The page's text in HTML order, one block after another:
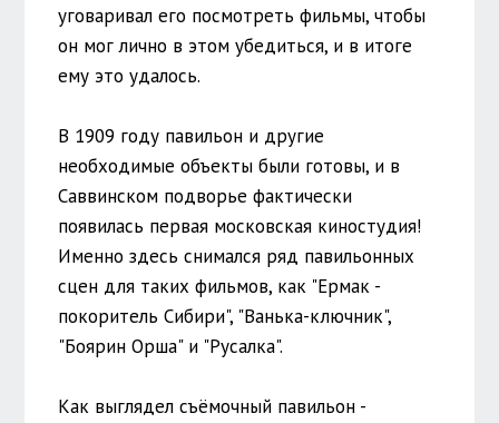
уговаривал его посмотреть фильмы, чтобы
он мог лично в этом убедиться, и в итоге
ему это удалось.
В 1909 году павильон и другие
необходимые объекты были готовы, и в
Саввинском подворье фактически
появилась первая московская киностудия!
Именно здесь снимался ряд павильонных
сцен для таких фильмов, как "Ермак -
покоритель Сибири", "Ванька-ключник",
"Боярин Орша" и "Русалка".
Как выглядел съёмочный павильон -